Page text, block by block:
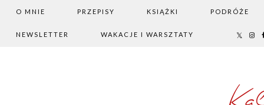
O MNIE PRZEPISY KSIĄŻKI PODRÓŻE
NEWSLETTER WAKACJE I WARSZTATY